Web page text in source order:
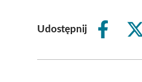
Udostępnij
Share